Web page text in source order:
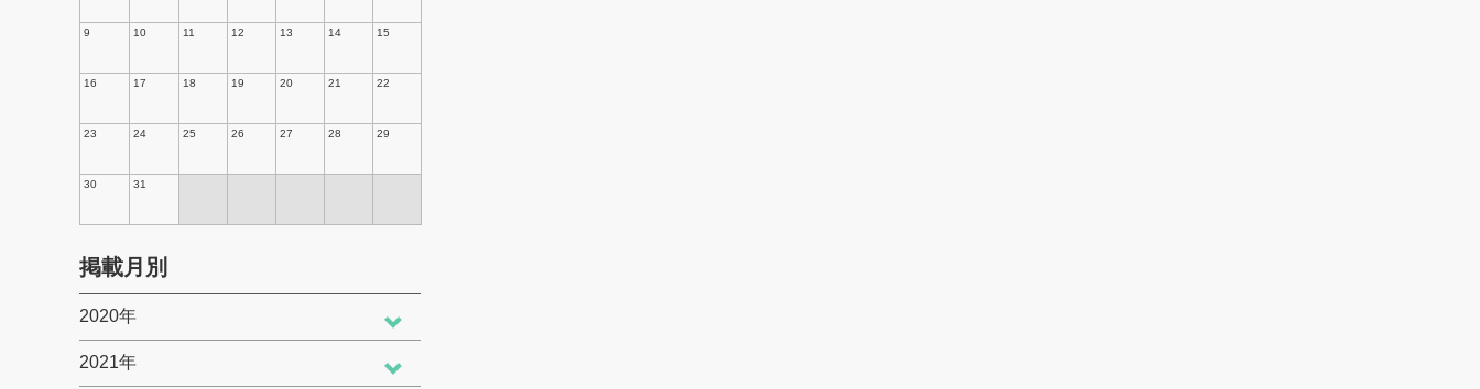
9 10 11 12 13 14 15
16 17 18 19 20 21 22
23 24 25 26 27 28 29
30 31
掲載月別
2020年
2021年